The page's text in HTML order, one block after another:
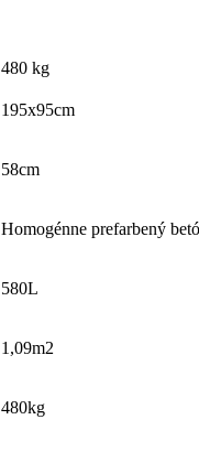
480 kg
195x95cm
58cm
Homogénne prefarbený
580L
1,09m2
480kg